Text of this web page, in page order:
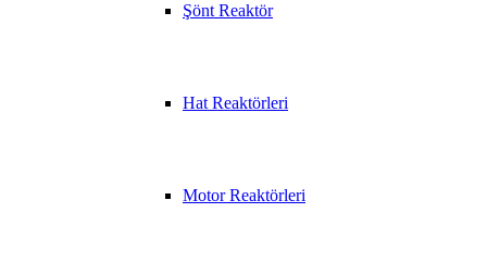
Şönt Reaktör
Hat Reaktörleri
Motor Reaktörleri